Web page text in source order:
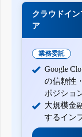
クラウドイ
ア
業務委託
Google
の信頼性
ポジショ
大規模金
するイン